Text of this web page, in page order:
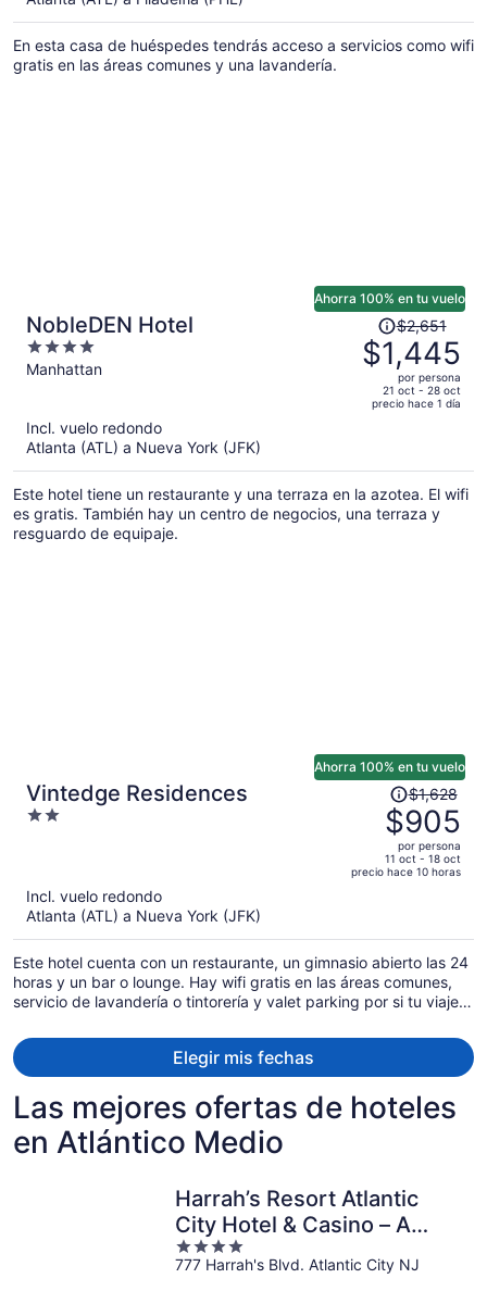
es
de
En esta casa de huéspedes tendrás acceso a servicios como wifi
gratis en las áreas comunes y una lavandería.
NobleDEN Hotel
4
out
Manhattan
Ahorra 100% en tu vuelo
precio
era
$2,651
es
de
$1,445
$2,651
$1,445
por persona
21 oct - 28 oct
precio hace 1 día
Incl. vuelo redondo
Atlanta (ATL) a Nueva York (JFK)
Este hotel tiene un restaurante y una terraza en la azotea. El wifi
es gratis. También hay un centro de negocios, una terraza y
resguardo de equipaje.
Vintedge Residences
2
Ahorra 100% en tu vuelo
El
precio
era
de
$1,628
es
de
$905
por
$1,628
$905
por persona
11 oct - 18 oct
precio hace 10 horas
Incl. vuelo redondo
Atlanta (ATL) a Nueva York (JFK)
Este hotel cuenta con un restaurante, un gimnasio abierto las 24
horas y un bar o lounge. Hay wifi gratis en las áreas comunes,
servicio de lavandería o tintorería y valet parking por si tu viaje
terraza y resguardo de equipaje.
Elegir mis fechas
Las mejores ofertas de hoteles
en Atlántico Medio
Harrah’s Resort Atlantic
City Hotel & Casino – A
Caesars Rewards
Destination
4
out
777 Harrah's Blvd. Atlantic City NJ